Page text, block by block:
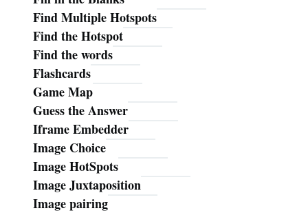
Find Multiple Hotspots
Find the Hotspot
Find the words
Flashcards
Game Map
Guess the Answer
Iframe Embedder
Image Choice
Image HotSpots
Image Juxtaposition
Image pairing